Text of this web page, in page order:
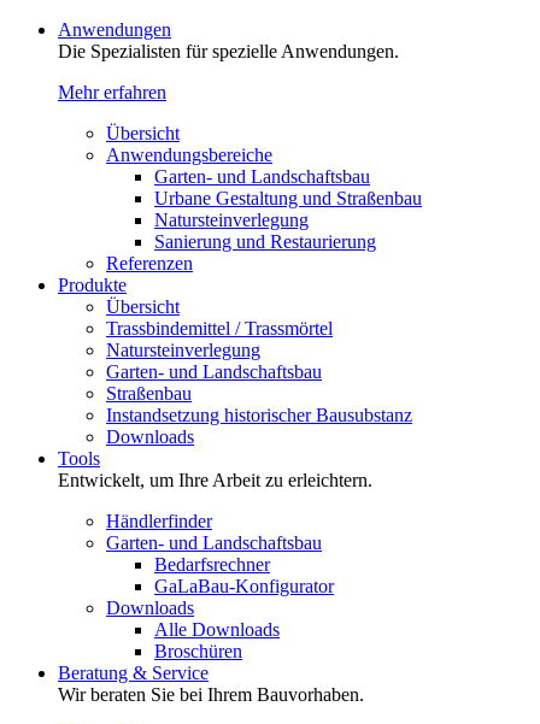
Anwendungen
Die Spezialisten für spezielle Anwendungen.
Mehr erfahren
Übersicht
Anwendungsbereiche
Garten- und Landschaftsbau
Urbane Gestaltung und Straßenbau
Natursteinverlegung
Sanierung und Restaurierung
Referenzen
Produkte
Übersicht
Trassbindemittel / Trassmörtel
Natursteinverlegung
Garten- und Landschaftsbau
Straßenbau
Instandsetzung historischer Bausubstanz
Downloads
Tools
Entwickelt, um Ihre Arbeit zu erleichtern.
Händlerfinder
Garten- und Landschaftsbau
Bedarfsrechner
GaLaBau-Konfigurator
Downloads
Alle Downloads
Broschüren
Beratung & Service
Wir beraten Sie bei Ihrem Bauvorhaben.